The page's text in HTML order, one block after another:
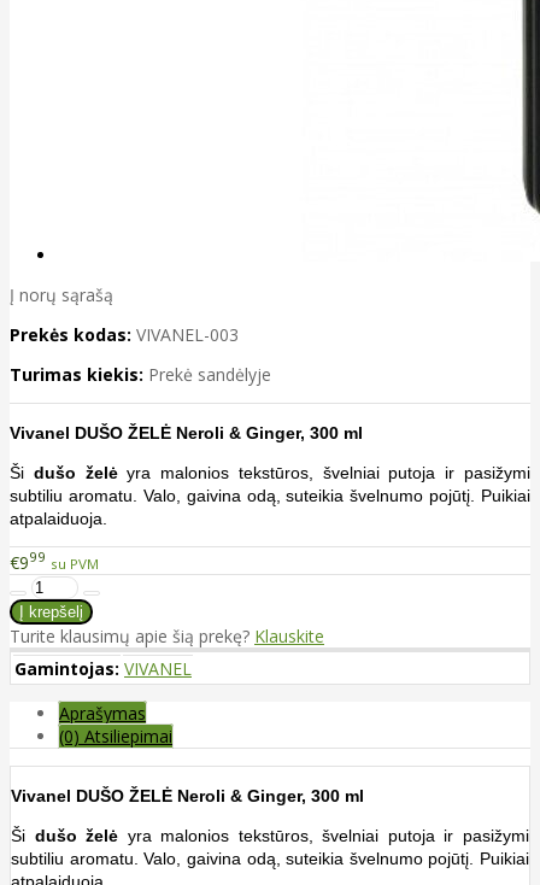
Į norų sąrašą
Prekės kodas: VIVANEL-003
Turimas kiekis: Prekė sandėlyje
Vivanel DUŠO ŽELĖ Neroli & Ginger, 300 ml
Ši dušo želėyra malonios tekstūros, švelniai putoja ir pasižymi
subtiliu aromatu. Valo, gaivina odą, suteikia švelnumo pojūtį. Puikiai
atpalaiduoja.
€999 su PVM
Turite klausimų apie šią prekę? Klauskite
Gamintojas: VIVANEL
Aprašymas
(0) Atsiliepimai
Vivanel DUŠO ŽELĖ Neroli & Ginger, 300 ml
Ši dušo želė yra malonios tekstūros, švelniai putoja ir pasižymi
subtiliu aromatu. Valo, gaivina odą, suteikia švelnumo pojūtį. Puikiai